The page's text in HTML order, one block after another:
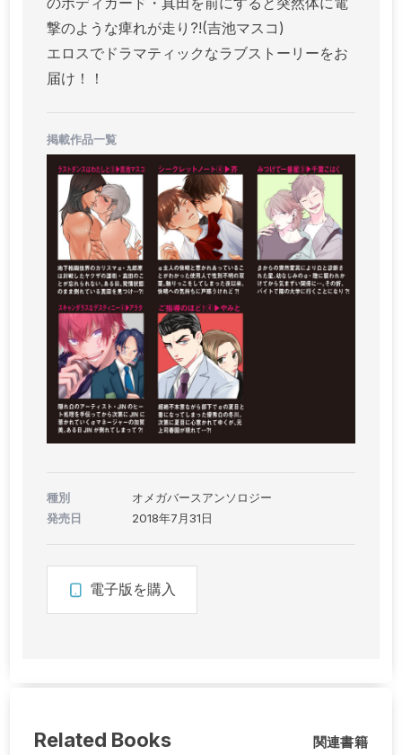
のボディガード・真田を前にすると突然体に電
撃のような痺れが走り?!(吉池マスコ)
エロスでドラマティックなラブストーリーをお
届け！！
掲載作品一覧
種別
オメガバースアンソロジー
発売日
2018年7月31日
電子版を購入
Related Books 関連書籍